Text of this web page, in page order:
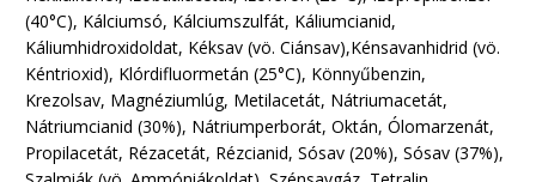
(40°C), Kálciumsó, Kálciumszulfát, Káliumcianid,
Káliumhidroxidoldat, Kéksav (vö. Ciánsav),Kénsavanhidrid (vö.
Kéntrioxid), Klórdifluormetán (25°C), Könnyűbenzin,
Krezolsav, Magnéziumlúg, Metilacetát, Nátriumacetát,
Nátriumcianid (30%), Nátriumperborát, Oktán, Ólomarzenát,
Propilacetát, Rézacetát, Rézcianid, Sósav (20%), Sósav (37%),